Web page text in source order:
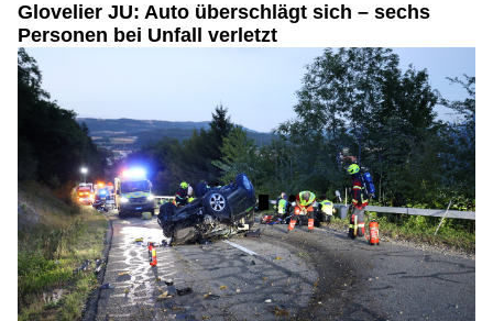
Glovelier JU: Auto überschlägt sich – sechs
Personen bei Unfall verletzt